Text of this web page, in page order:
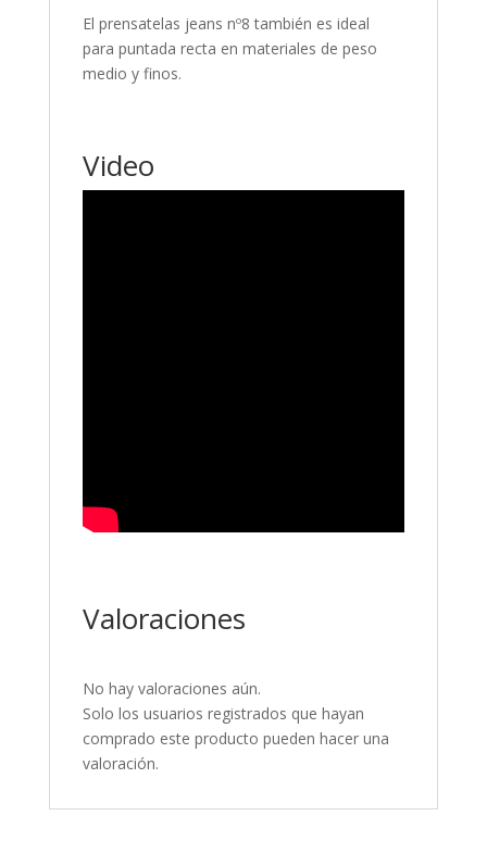
El prensatelas jeans nº8 también es ideal
para puntada recta en materiales de peso
medio y finos.
Video
Valoraciones
No hay valoraciones aún.
Solo los usuarios registrados que hayan
comprado este producto pueden hacer una
valoración.